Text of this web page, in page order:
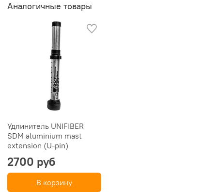
Аналогичные товары
Удлинитель UNIFIBER
SDM aluminium mast
extension (U-pin)
2700 руб
В корзину